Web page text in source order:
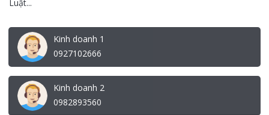
Luật...
Kinh doanh 1
0927102666
Kinh doanh 2
0982893560